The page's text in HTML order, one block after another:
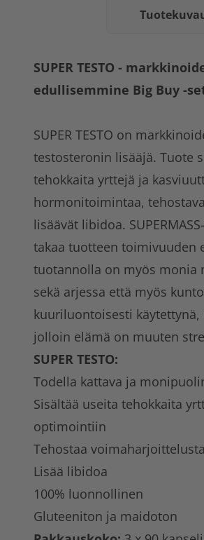
SUPER TESTO -
edullisemmine Big Buy -
SUPER TESTO on
testosteronin lisääjä. Tuote
tehokkaita yrttejä ja
hormonitoimintaa,
lisäävät libidoa.
takaa tuotteen toimivuuden
tuotannolla on myös monia
sekä arjessa että myös
kuuriluontoisesti
jolloin elämä on muuten
SUPER TESTO:
Todella kattava ja
Sisältää useita tehokkaita
optimointiin
Tehostaa
Lisää libidoa
100% luonnollinen
Gluteeniton ja maidoton